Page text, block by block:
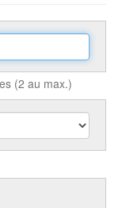
(2 au max.)